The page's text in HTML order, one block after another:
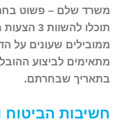
משרד שלם – פשוט
תוכלו
ממובילים שעונים על
מתאימים לביצוע
בתאריך שבחרתם.
חשיבות הביטוח